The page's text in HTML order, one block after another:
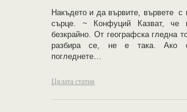
Накъдето и да вървите, вървете с
сърце. ~ Конфуций Казват, че
безкрайно. От географска гледна
разбира се, не е така. Ако
погледнете…
Цялата статия